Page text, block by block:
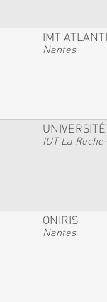
IMT
Nantes
IUT La
ONIRIS
Nantes